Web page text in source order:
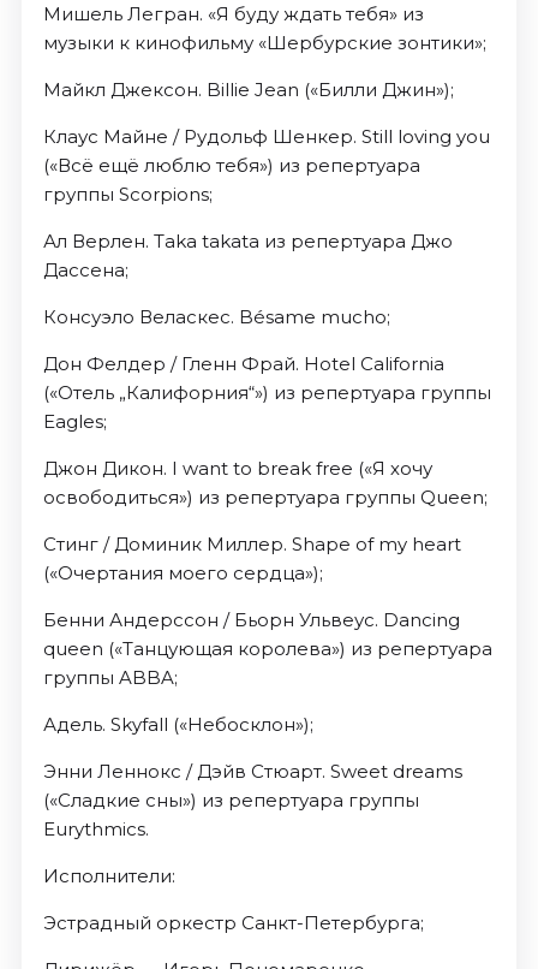
Мишель Легран. «Я буду ждать тебя» из
музыки к кинофильму «Шербурские зонтики»;
Майкл Джексон. Billie Jean («Билли Джин»);
Клаус Майне / Рудольф Шенкер. Still loving you
(«Всё ещё люблю тебя») из репертуара
группы Scorpions;
Ал Верлен. Taka takata из репертуара Джо
Дассена;
Консуэло Веласкес. Bésame mucho;
Дон Фелдер / Гленн Фрай. Hotel California
(«Отель „Калифорния“») из репертуара группы
Eagles;
Джон Дикон. I want to break free («Я хочу
освободиться») из репертуара группы Queen;
Стинг / Доминик Миллер. Shape of my heart
(«Очертания моего сердца»);
Бенни Андерссон / Бьорн Ульвеус. Dancing
queen («Танцующая королева») из репертуара
группы ABBA;
Адель. Skyfall («Небосклон»);
Энни Леннокс / Дэйв Стюарт. Sweet dreams
(«Сладкие сны») из репертуара группы
Eurythmics.
Исполнители:
Эстрадный оркестр Санкт-Петербурга;